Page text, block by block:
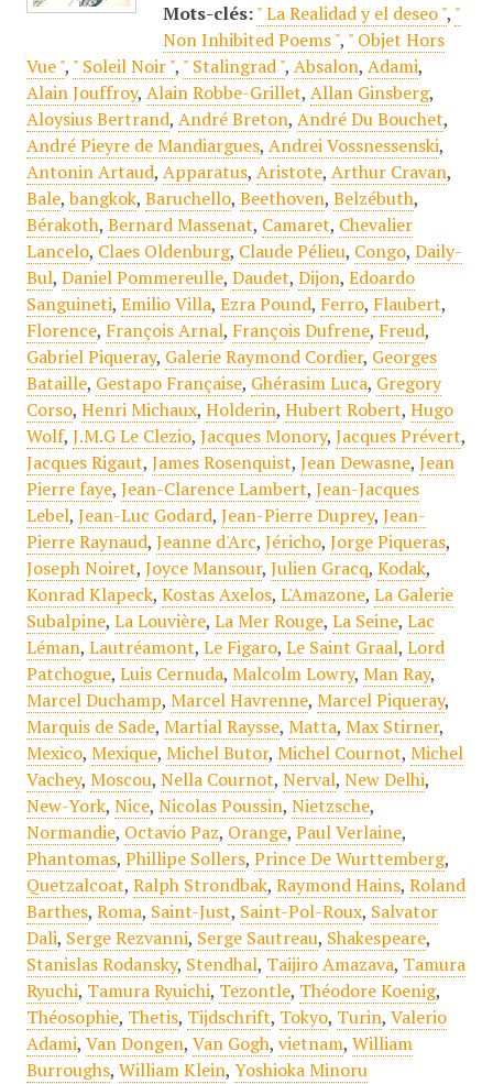
Mots-clés: " La Realidad y el deseo ", "
Non Inhibited Poems ", " Objet Hors
Vue ", " Soleil Noir ", " Stalingrad ", Absalon, Adami,
Alain Jouffroy, Alain Robbe-Grillet, Allan Ginsberg,
Aloysius Bertrand, André Breton, André Du Bouchet,
André Pieyre de Mandiargues, Andrei Vossnessenski,
Antonin Artaud, Apparatus, Aristote, Arthur Cravan,
Bale,bangkok, Baruchello, Beethoven, Belzébuth,
Bérakoth, Bernard Massenat, Camaret, Chevalier
Lancelo, Claes Oldenburg, Claude Pélieu, Congo, Daily-
Bul, Daniel Pommereulle, Daudet, Dijon, Edoardo
Sanguineti, Emilio Villa, Ezra Pound, Ferro, Flaubert,
Florence, François Arnal, François Dufrene, Freud,
Gabriel Piqueray, Galerie Raymond Cordier, Georges
Bataille, Gestapo Française, Ghérasim Luca, Gregory
Corso, Henri Michaux, Holderin, Hubert Robert, Hugo
Wolf, J.M.G Le Clezio, Jacques Monory, Jacques Prévert,
Jacques Rigaut, James Rosenquist, Jean Dewasne, Jean
Pierre faye, Jean-Clarence Lambert, Jean-Jacques
Lebel, Jean-Luc Godard, Jean-Pierre Duprey, Jean-
Pierre Raynaud, Jeanne d'Arc, Jéricho, Jorge Piqueras,
Joseph Noiret, Joyce Mansour, Julien Gracq, Kodak,
Konrad Klapeck, Kostas Axelos, L'Amazone, La Galerie
Subalpine, La Louvière, La Mer Rouge, La Seine, Lac
Léman, Lautréamont, Le Figaro, Le Saint Graal, Lord
Patchogue, Luis Cernuda, Malcolm Lowry, Man Ray,
Marcel Duchamp, Marcel Havrenne, Marcel Piqueray,
Marquis de Sade, Martial Raysse, Matta, Max Stirner,
Mexico, Mexique, Michel Butor, Michel Cournot, Michel
Vachey, Moscou, Nella Cournot, Nerval, New Delhi,
New-York, Nice, Nicolas Poussin, Nietzsche,
Normandie, Octavio Paz, Orange, Paul Verlaine,
Phantomas, Phillipe Sollers, Prince De Wurttemberg,
Quetzalcoat, Ralph Strondbak, Raymond Hains, Roland
Barthes, Roma, Saint-Just, Saint-Pol-Roux, Salvator
Dali, Serge Rezvanni, Serge Sautreau, Shakespeare,
Stanislas Rodansky, Stendhal, Taijiro Amazava, Tamura
Ryuchi, Tamura Ryuichi, Tezontle, Théodore Koenig,
Théosophie, Thetis, Tijdschrift, Tokyo, Turin, Valerio
Adami, Van Dongen, Van Gogh, vietnam, William
Burroughs, William Klein, Yoshioka Minoru